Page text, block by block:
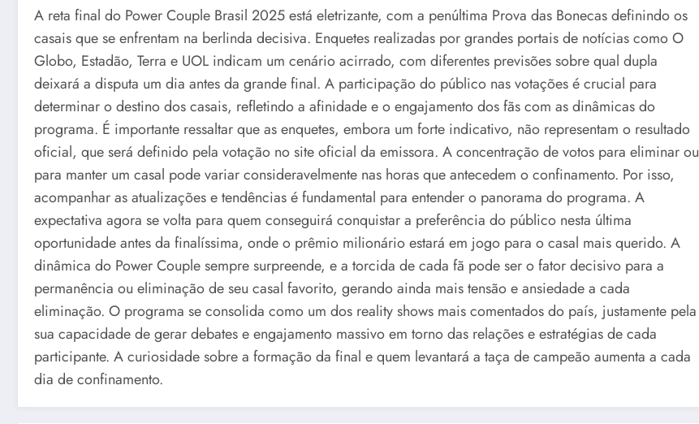
A reta final do Power Couple Brasil 2025 está eletrizante, com a penúltima Prova das Bonecas definindo os
casais que se enfrentam na berlinda decisiva. Enquetes realizadas por grandes portais de notícias como O
Globo, Estadão, Terra e UOL indicam um cenário acirrado, com diferentes previsões sobre qual dupla
deixará a disputa um dia antes da grande final. A participação do público nas votações é crucial para
determinar o destino dos casais, refletindo a afinidade e o engajamento dos fãs com as dinâmicas do
programa. É importante ressaltar que as enquetes, embora um forte indicativo, não representam o resultado
oficial, que será definido pela votação no site oficial da emissora. A concentração de votos para eliminar ou
para manter um casal pode variar consideravelmente nas horas que antecedem o confinamento. Por isso,
acompanhar as atualizações e tendências é fundamental para entender o panorama do programa. A
expectativa agora se volta para quem conseguirá conquistar a preferência do público nesta última
oportunidade antes da finalíssima, onde o prêmio milionário estará em jogo para o casal mais querido. A
dinâmica do Power Couple sempre surpreende, e a torcida de cada fã pode ser o fator decisivo para a
permanência ou eliminação de seu casal favorito, gerando ainda mais tensão e ansiedade a cada
eliminação. O programa se consolida como um dos reality shows mais comentados do país, justamente pela
sua capacidade de gerar debates e engajamento massivo em torno das relações e estratégias de cada
participante. A curiosidade sobre a formação da final e quem levantará a taça de campeão aumenta a cada
dia de confinamento.